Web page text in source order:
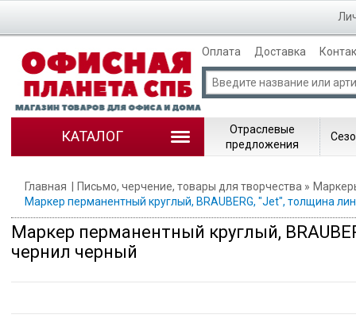
Оплата Доставка
КАТАЛОГ
Отраслевые
предложения
Главная Письмо, черчение, товары для творчества
Маркер перманентный круглый, BRAUBERG, "Jet", толщина
Маркер перманентный круглый,
чернил черный